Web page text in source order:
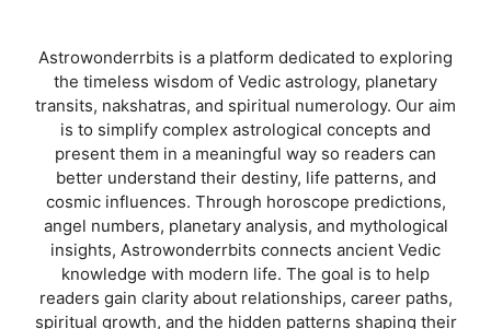
Astrowonderrbits is a platform dedicated to exploring
the timeless wisdom of Vedic astrology, planetary
transits, nakshatras, and spiritual numerology. Our aim
is to simplify complex astrological concepts and
present them in a meaningful way so readers can
better understand their destiny, life patterns, and
cosmic influences. Through horoscope predictions,
angel numbers, planetary analysis, and mythological
insights, Astrowonderrbits connects ancient Vedic
knowledge with modern life. The goal is to help
readers gain clarity about relationships, career paths,
spiritual growth, and the hidden patterns shaping their